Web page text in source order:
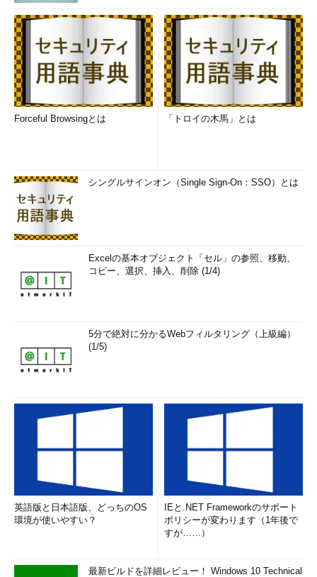
Forceful Browsingとは 「トロイの木馬」とは
シングルサインオン（Single Sign-On：SSO）とは
Excelの基本オブジェクト「セル」の参照、移動、
コピー、選択、挿入、削除 (1/4)
5分で絶対に分かるWebフィルタリング（上級編）
(1/5)
英語版と日本語版、どっちのOS
環境が使いやすい？
IEと.NET Frameworkのサポート
ポリシーが変わります（1年後で
すが……）
最新ビルドを詳細レビュー！ Windows 10 Technical